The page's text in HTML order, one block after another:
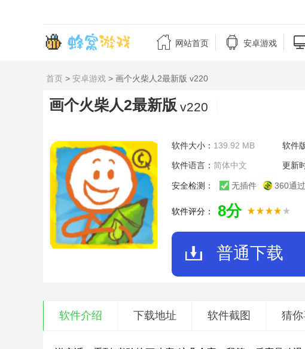
 网站首页  安卓游戏
首页 > 安卓游戏 > 画个火柴人2最新版 v220
画个火柴人2最新版 v220
软件大小： 139.92 MB 软件
软件语言： 简体中文 更新
安全检测： 无插件 360通过
软件评分： 8分
普通下载
软件介绍 下载地址 软件截图 猜